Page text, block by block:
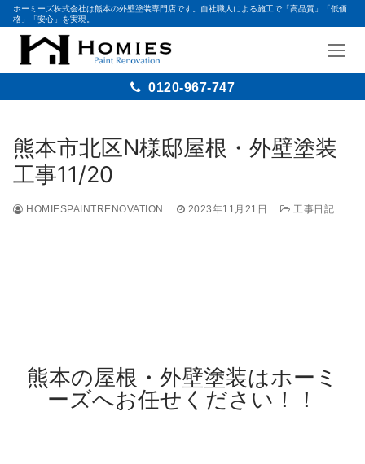
ホーミーズ株式会社は熊本の外壁塗装専門店です。自社職人による施工で「高品質」「低価
格」「安心」を実現。
0120-967-747
熊本市北区N様邸屋根・外壁塗装
工事11/20
HOMIESPAINTRENOVATION 2023年11月21日 工事日記
熊本の屋根・外壁塗装はホーミ
ーズへお任せください！！